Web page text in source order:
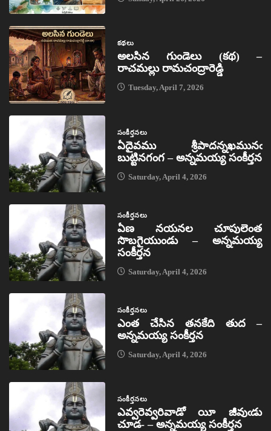
కథలు
అలసిన గుండెలు (కథ) –
రాచమల్లు రామచంద్రారెడ్డి
Tuesday, April 7, 2026
సంకీర్తనలు
ఏదైవము శ్రీపాదన్నఖమునఁ
బుట్టినగంగ – అన్నమయ్య సంకీర్తన
Saturday, April 4, 2026
సంకీర్తనలు
ఏణ నయనల చూపులెంత
సొబగైయుండు – అన్నమయ్య
సంకీర్తన
Saturday, April 4, 2026
సంకీర్తనలు
ఎంత చేసిన తనకేది తుద –
అన్నమయ్య సంకీర్తన
Saturday, April 4, 2026
సంకీర్తనలు
ఎవ్వరెవ్వరివాడో యీ జీవుఁడు
చూడ- – అన్నమయ్య సంకీర్తన